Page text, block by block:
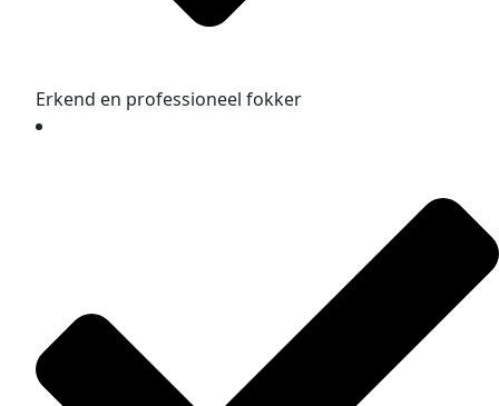
Erkend en professioneel fokker